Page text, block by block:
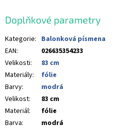
Doplňkové parametry
Kategorie: Balonková písmena
EAN:
026635354233
Velikosti:
83 cm
Materiály:
fólie
Barvy:
modrá
Velikost:
83 cm
Materiál:
fólie
Barva: modrá